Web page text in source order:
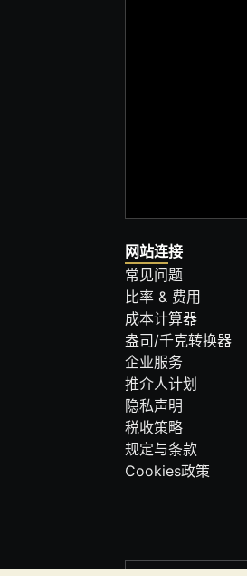
网站连接
常见问题
比率 & 费用
成本计算器
盎司/千克转换器
企业服务
推介人计划
隐私声明
税收策略
规定与条款
Cookies政策